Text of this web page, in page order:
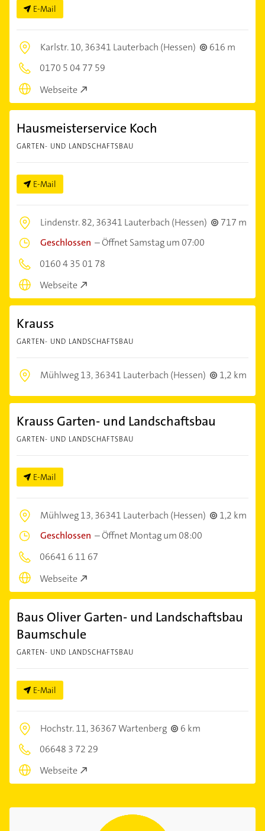
E-Mail
Karlstr. 10,36341 Lauterbach (Hessen)
616 m
0170 5 04 77 59
Webseite
Hausmeisterservice Koch
GARTEN- UND LANDSCHAFTSBAU
E-Mail
Lindenstr. 82,36341 Lauterbach (Hessen)
717 m
Geschlossen –Öffnet Samstag um 07:00
0160 4 35 01 78
Webseite
Krauss
GARTEN- UND LANDSCHAFTSBAU
Mühlweg 13,36341 Lauterbach (Hessen) 1,2 km
Krauss Garten- und Landschaftsbau
GARTEN- UND LANDSCHAFTSBAU
E-Mail
Mühlweg 13,36341 Lauterbach (Hessen)
1,2 km
Geschlossen –Öffnet Montag um 08:00
06641 6 11 67
Webseite
Baus Oliver Garten- und Landschaftsbau
Baumschule
GARTEN- UND LANDSCHAFTSBAU
E-Mail
Hochstr. 11,36367 Wartenberg
6 km
06648 3 72 29
Webseite